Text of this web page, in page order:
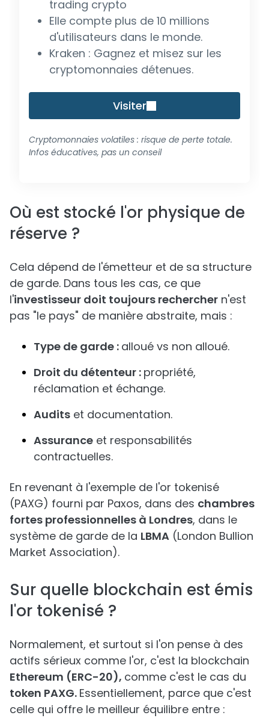
trading crypto
Elle compte plus de 10 millions
d'utilisateurs dans le monde.
Kraken : Gagnez et misez sur les
cryptomonnaies détenues.
Visiter
Cryptomonnaies volatiles : risque de perte totale.
Infos éducatives, pas un conseil
Où est stocké l'or physique de
réserve ?
Cela dépend de l'émetteur et de sa structure
de garde. Dans tous les cas, ce que
l'investisseur doit toujours rechercher n'est
pas "le pays" de manière abstraite, mais :
Type de garde : alloué vs non alloué.
Droit du détenteur : propriété,
réclamation et échange.
Audits et documentation.
Assurance et responsabilités
contractuelles.
En revenant à l'exemple de l'or tokenisé
(PAXG) fourni par Paxos, dans des chambres
fortes professionnelles à Londres, dans le
système de garde de la LBMA (London Bullion
Market Association).
Sur quelle blockchain est émis
l'or tokenisé ?
Normalement, et surtout si l'on pense à des
actifs sérieux comme l'or, c'est la blockchain
Ethereum (ERC-20), comme c'est le cas du
token PAXG. Essentiellement, parce que c'est
celle qui offre le meilleur équilibre entre :